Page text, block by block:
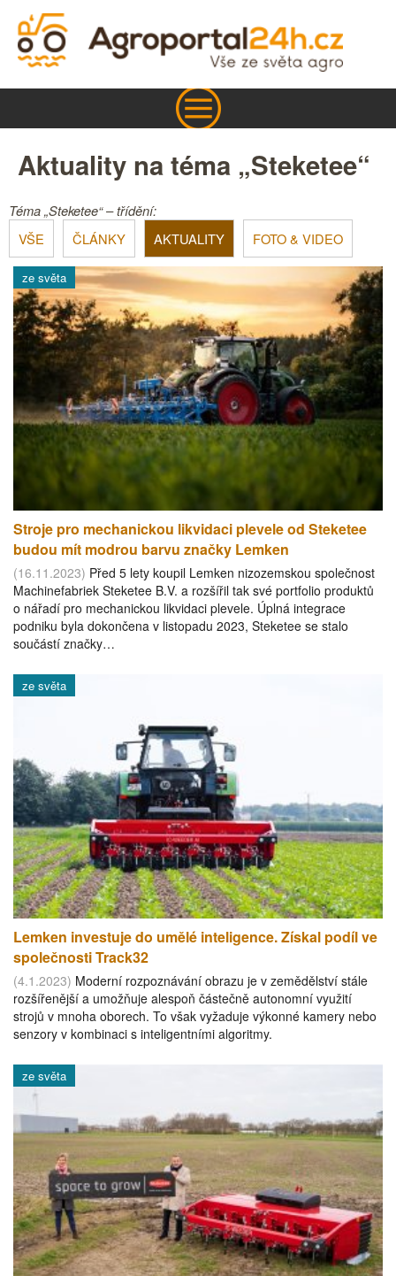
Aktuality na téma „Steketee“
Téma „Steketee“ – třídění:
VŠE
ČLÁNKY AKTUALITY FOTO & VIDEO
ze světa
Stroje pro mechanickou likvidaci plevele od Steketee
budou mít modrou barvu značky Lemken
(16.11.2023) Před 5 lety koupil Lemken nizozemskou společnost
Machinefabriek Steketee B.V. a rozšířil tak své portfolio produktů
o nářadí pro mechanickou likvidaci plevele. Úplná integrace
podniku byla dokončena v listopadu 2023, Steketee se stalo
součástí značky…
ze světa
Lemken investuje do umělé inteligence. Získal podíl ve
společnosti Track32
(4.1.2023) Moderní rozpoznávání obrazu je v zemědělství stále
rozšířenější a umožňuje alespoň částečně autonomní využití
strojů v mnoha oborech. To však vyžaduje výkonné kamery nebo
senzory v kombinaci s inteligentními algoritmy.
ze světa